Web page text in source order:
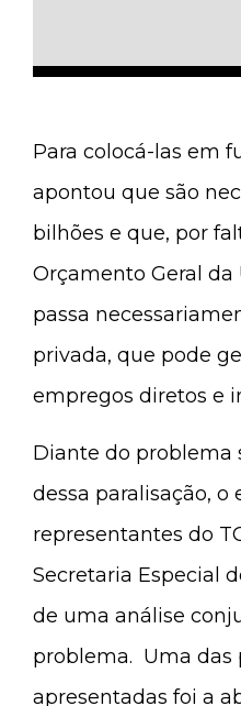
Para colocá-las em
apontou que são
bilhões e que, por
Orçamento Geral da
passa
privada, que pode
empregos diretos e
Diante do problema
dessa paralisação, o
representantes do
Secretaria Especial
de uma análise
problema. Uma das
apresentadas foi a